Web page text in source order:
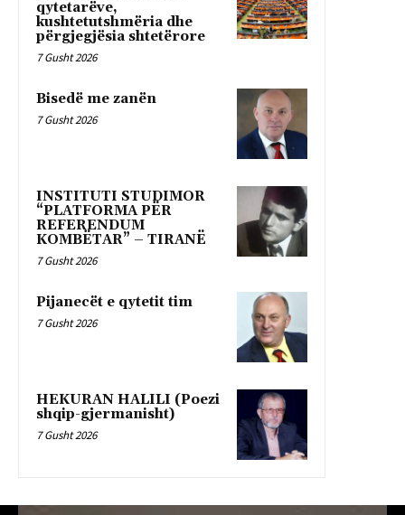
qytetarëve,
kushtetutshmëria dhe
përgjegjësia shtetërore
7 Gusht 2026
Bisedë me zanën
7 Gusht 2026
INSTITUTI STUDIMOR
“PLATFORMA PËR
REFERENDUM
KOMBËTAR” – TIRANË
7 Gusht 2026
Pijanecët e qytetit tim
7 Gusht 2026
HEKURAN HALILI (Poezi
shqip-gjermanisht)
7 Gusht 2026